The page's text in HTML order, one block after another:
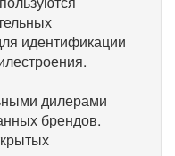
идентификации
дилерами
брендов.